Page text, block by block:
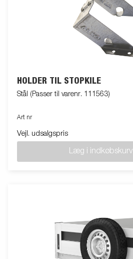
HOLDER TIL STOPKILE
Stål (Passer til varenr. 111563)
Art nr
Vejl. udsalgspris
Læg i indkøbskurv